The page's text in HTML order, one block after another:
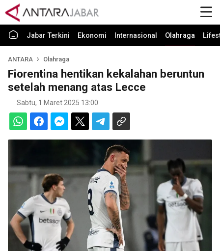
Jabar Terkini Ekonomi Internasional Olahraga
ANTARA Olahraga
Fiorentina hentikan kekalahan beruntun
setelah menang atas Lecce
Sabtu, 1 Maret 2025 13:00